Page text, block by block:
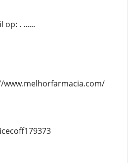
. ......
www.melhorfarmacia.com/